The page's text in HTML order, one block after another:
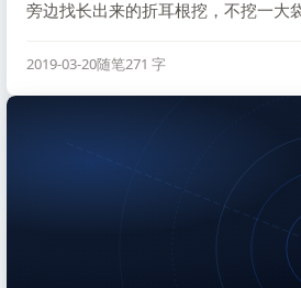
旁边找长出来的折耳根挖，不挖一大
出樱桃；田里地里都是油菜花，大人
2019-03-20随笔271 字